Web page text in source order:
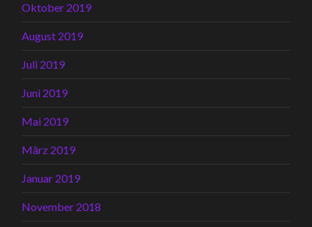
Oktober 2019
August 2019
Juli 2019
Juni 2019
Mai 2019
März 2019
Januar 2019
November 2018